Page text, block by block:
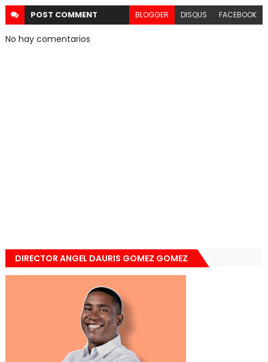
POST COMMENT BLOGGER DISQUS FACEBOOK
No hay comentarios
DIRECTOR ANGEL DAURIS GOMEZ GOMEZ